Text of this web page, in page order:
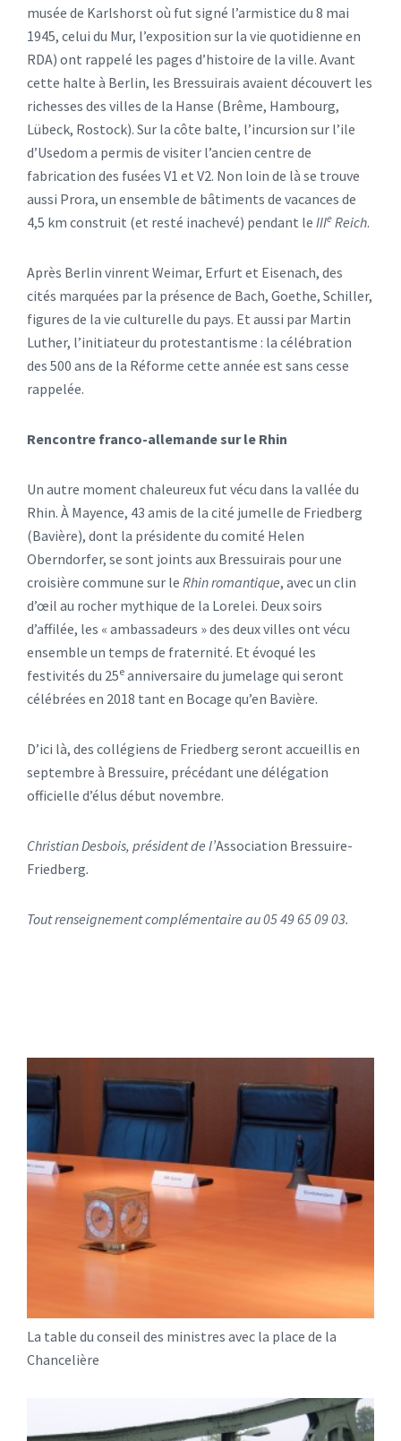
musée de Karlshorst où fut signé l’armistice du 8 mai
1945, celui du Mur, l’exposition sur la vie quotidienne en
RDA) ont rappelé les pages d’histoire de la ville. Avant
cette halte à Berlin, les Bressuirais avaient découvert les
richesses des villes de la Hanse (Brême, Hambourg,
Lübeck, Rostock). Sur la côte balte, l’incursion sur l’ile
d’Usedom a permis de visiter l’ancien centre de
fabrication des fusées V1 et V2. Non loin de là se trouve
aussi Prora, un ensemble de bâtiments de vacances de
4,5 km construit (et resté inachevé) pendant le IIIe Reich.
Après Berlin vinrent Weimar, Erfurt et Eisenach, des
cités marquées par la présence de Bach, Goethe, Schiller,
figures de la vie culturelle du pays. Et aussi par Martin
Luther, l’initiateur du protestantisme : la célébration
des 500 ans de la Réforme cette année est sans cesse
rappelée.
Rencontre franco-allemande sur le Rhin
Un autre moment chaleureux fut vécu dans la vallée du
Rhin. À Mayence, 43 amis de la cité jumelle de Friedberg
(Bavière), dont la présidente du comité Helen
Oberndorfer, se sont joints aux Bressuirais pour une
croisière commune sur le Rhin romantique, avec un clin
d’œil au rocher mythique de la Lorelei. Deux soirs
d’affilée, les « ambassadeurs » des deux villes ont vécu
ensemble un temps de fraternité. Et évoqué les
festivités du 25e anniversaire du jumelage qui seront
célébrées en 2018 tant en Bocage qu’en Bavière.
D’ici là, des collégiens de Friedberg seront accueillis en
septembre à Bressuire, précédant une délégation
officielle d’élus début novembre.
Christian Desbois, président de l’Association Bressuire-
Friedberg.
Tout renseignement complémentaire au 05 49 65 09 03.
La table du conseil des ministres avec la place de la
Chancelière